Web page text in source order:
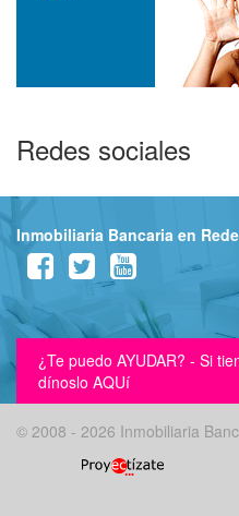
Redes sociales
Inmobiliaria Bancaria en
¿Te puedo AYUDAR? - Si
dínoslo AQUí
© 2008 - 2026 Inmobiliaria